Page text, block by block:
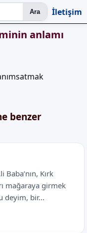
Ara İletişim
anlamı
benzer
Kırk
mağaraya girmek
deyim, bir...